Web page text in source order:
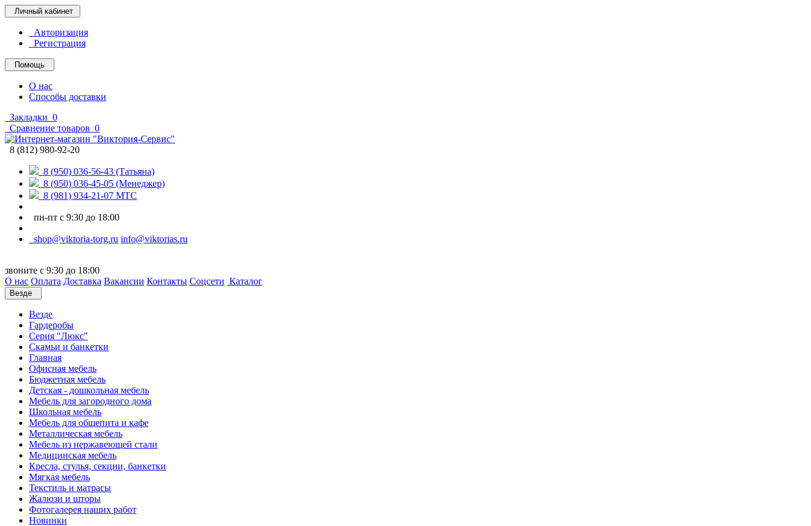
Личный кабинет
Авторизация
Регистрация
Помощь
О нас
Способы доставки
Закладки 0
Сравнение товаров 0
8 (812) 980-92-20
8 (950) 036-56-43 (Татьяна)
8 (950) 036-45-05 (Менеджер)
8 (981) 934-21-07 МТС
пн-пт с 9:30 до 18:00
shop@viktoria-torg.ru info@viktorias.ru
звоните с 9:30 до 18:00
О нас Оплата Доставка Вакансии Контакты Соцсети Каталог
Везде
Везде
Гардеробы
Серия "Люкс"
Скамьи и банкетки
Главная
Офисная мебель
Бюджетная мебель
Детская - дошкольная мебель
Мебель для загородного дома
Школьная мебель
Мебель для общепита и кафе
Металлическая мебель
Мебель из нержавеющей стали
Медицинская мебель
Кресла, стулья, секции, банкетки
Мягкая мебель
Текстиль и матрасы
Жалюзи и шторы
Фотогалерея наших работ
Новинки